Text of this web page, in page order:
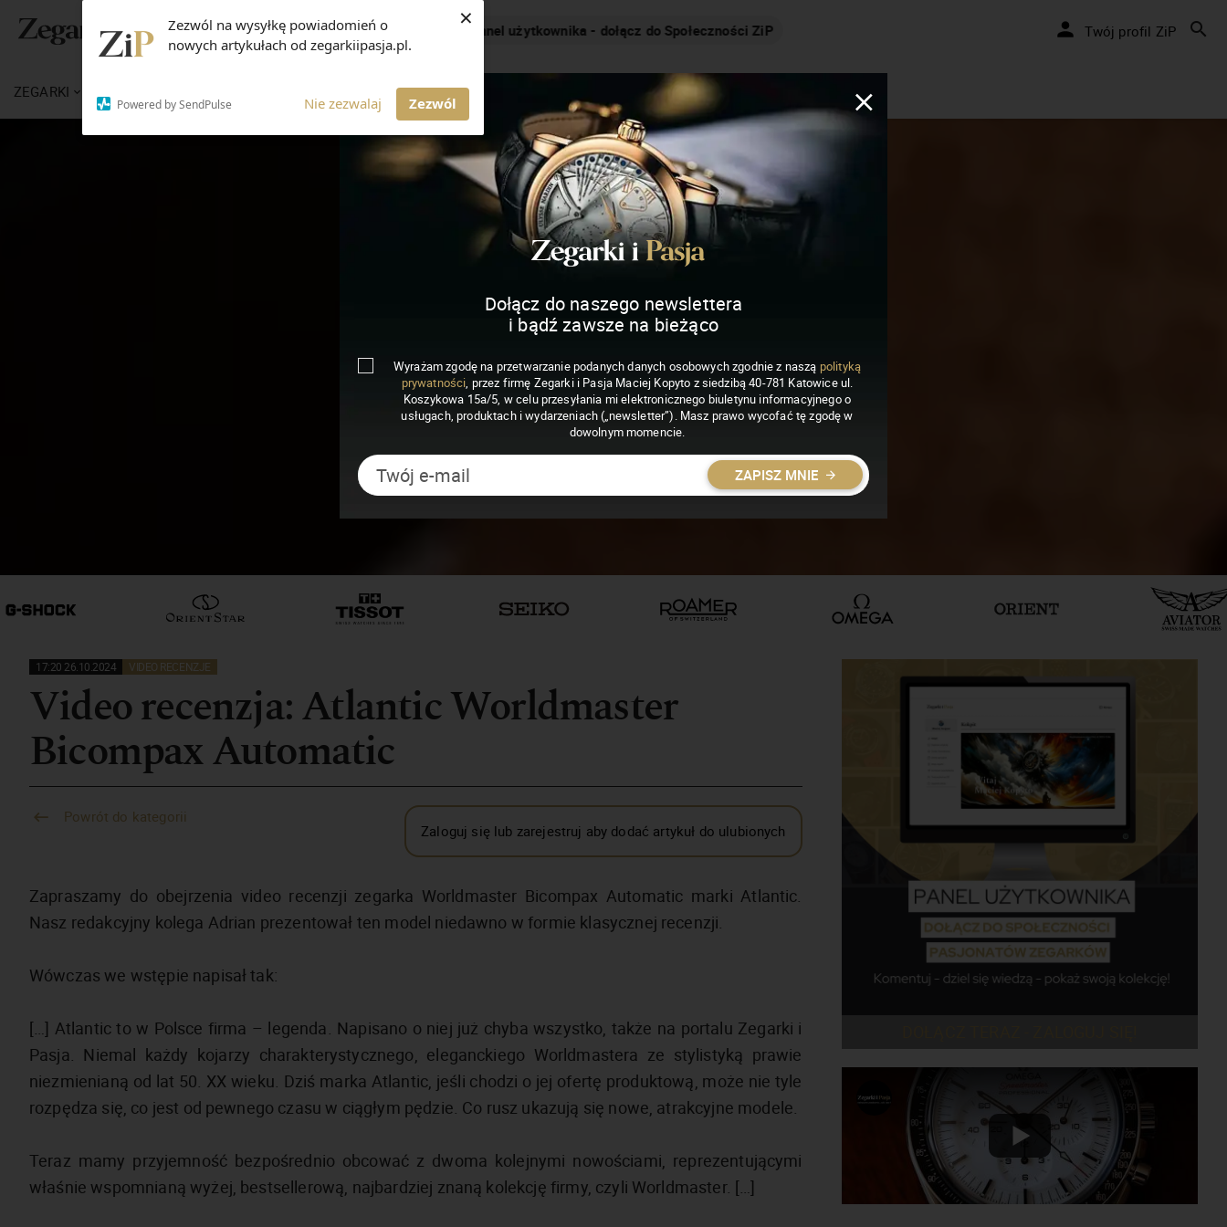
Zezwól na wysyłkę powiadomień o
nowych artykułach od zegarkiipasja.pl.
Powered by SendPulse Nie zezwalaj Zezwól
× Nakręcamy pozytywnie... cały czas! Twój profil ZiP
ZEGARKI MAGAZYN ZEGARKI I PASJA
17:20 26.10.2024 VIDEO RECENZJE
Video recenzja: Atlantic Worldmaster
Bicompax Automatic
Powrót do kategorii
Zaloguj się lub zarejestruj aby dodać artykuł do ulubionych
Zapraszamy do obejrzenia video recenzji zegarka Worldmaster Bicompax Automatic marki Atlantic.
Nasz redakcyjny kolega Adrian prezentował ten model niedawno w formie klasycznej recenzji.
Wówczas we wstępie napisał tak:
[…] Atlantic to w Polsce firma – legenda. Napisano o niej już chyba wszystko, także na portalu Zegarki i
Pasja. Niemal każdy kojarzy charakterystycznego, eleganckiego Worldmastera ze stylistyką prawie
niezmienianą od lat 50. XX wieku. Dziś marka Atlantic, jeśli chodzi o jej ofertę produktową, może nie tyle
rozpędza się, co jest od pewnego czasu w ciągłym pędzie. Co rusz ukazują się nowe, atrakcyjne modele.
Teraz mamy przyjemność bezpośrednio obcować z dwoma kolejnymi nowościami, reprezentującymi
właśnie wspomnianą wyżej, bestsellerową, najbardziej znaną kolekcję firmy, czyli Worldmaster. […]
Dołącz do naszego newslettera
i bądź zawsze na bieżąco
Wyrażam zgodę na przetwarzanie podanych danych osobowych zgodnie z naszą polityką
prywatności, przez firmę Zegarki i Pasja Maciej Kopyto z siedzibą 40-781 Katowice ul.
Koszykowa 15a/5, w celu przesyłania mi elektronicznego biuletynu informacyjnego o
usługach, produktach i wydarzeniach („newsletter”). Masz prawo wycofać tę zgodę w
dowolnym momencie.
ZAPISZ MNIE